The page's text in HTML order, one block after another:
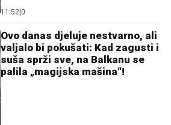
11:52 0
Ovo danas djeluje nestvarno, ali
valjalo bi pokušati: Kad zagusti i
suša sprži sve, na Balkanu se
palila „magijska mašina“!